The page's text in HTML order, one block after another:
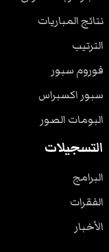
نتائج المباريات
الترتيب
فوروم سبور
سبور اكسبراس
البومات الصور
التسجيلات
البرامج
الفقرات
الأخبار